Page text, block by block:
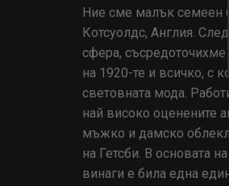
Ние сме малък семеен
Котсуолдс, Англия.
сфера, съсредоточихме
на 1920-те и всичко, с
световната мода.
най високо оценените
мъжко и дамско
на Гетсби. В основата
винаги е била една